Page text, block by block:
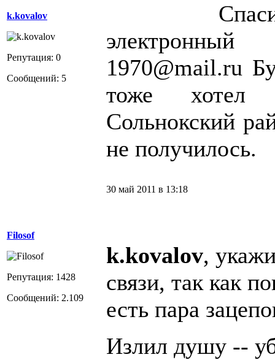
k.kovalov
Репутация: 0
Сообщений: 5
Спасибо
1970@mail.ru
тоже хотел
Сольнокский
не получилось.
Filosof
Репутация: 1428
Сообщений: 2.109
30 май 2011 в 13:18
k.kovalov,
связи, так как
есть пара
Излил душу --